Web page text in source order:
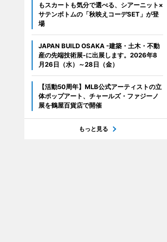
もスカートも気分で選べる、シアーニット×
サテンボトムの「秋映えコーデSET」が登
場
JAPAN BUILD OSAKA -建築・土木・不動
産の先端技術展-に出展します。2026年8
月26日（水）～28日（金）
【活動50周年】MLB公式アーティストの立
体ポップアート、チャールズ・ファジーノ
展を鶴屋百貨店で開催
もっと見る